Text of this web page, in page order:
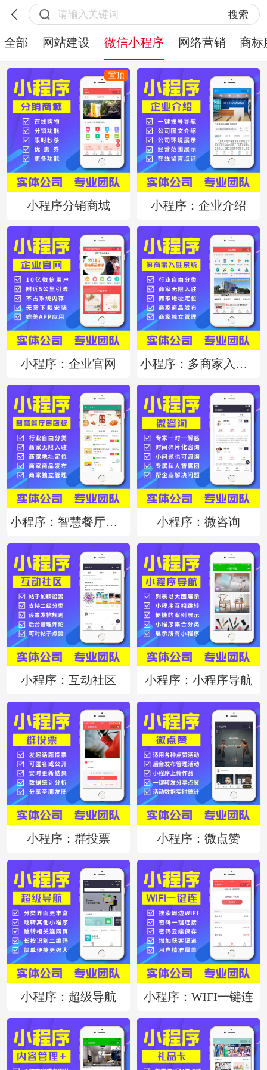
搜索
全部 网站建设 微信小程序 网络营销 商标
小程序分销商城 小程序：企业介绍
小程序：企业官网 小程序：多商家入驻系统
小程序：智慧餐厅多店版 小程序：微咨询
小程序：互动社区 小程序：小程序导航
小程序：群投票 小程序：微点赞
小程序：超级导航 小程序：WIFI一键连